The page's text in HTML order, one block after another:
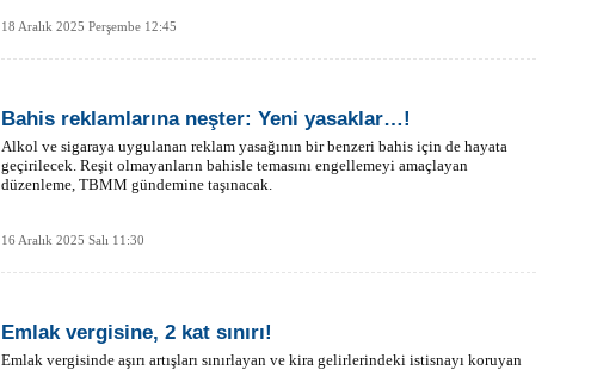
18 Aralık 2025 Perşembe 12:45
Bahis reklamlarına neşter: Yeni yasaklar…!
Alkol ve sigaraya uygulanan reklam yasağının bir benzeri bahis için de hayata
geçirilecek. Reşit olmayanların bahisle temasını engellemeyi amaçlayan
düzenleme, TBMM gündemine taşınacak.
16 Aralık 2025 Salı 11:30
Emlak vergisine, 2 kat sınırı!
Emlak vergisinde aşırı artışları sınırlayan ve kira gelirlerindeki istisnayı koruyan